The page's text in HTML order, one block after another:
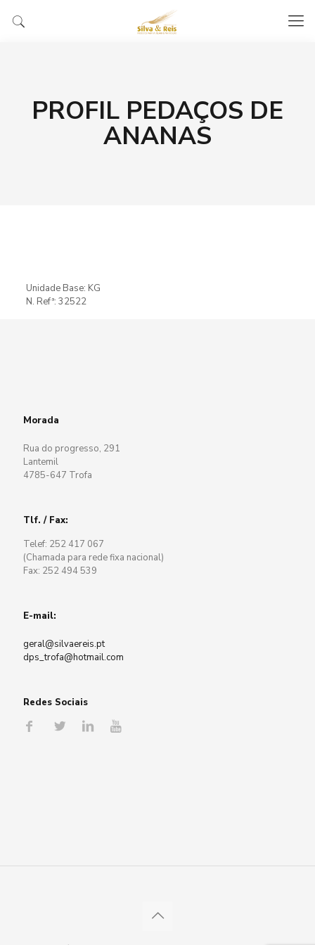
PROFIL PEDAÇOS DE
ANANAS
Unidade Base: KG
N. Refª: 32522
Morada
Rua do progresso, 291
Lantemil
4785-647 Trofa
Tlf. / Fax:
Telef: 252 417 067
(Chamada para rede fixa nacional)
Fax: 252 494 539
E-mail:
geral@silvaereis.pt
dps_trofa@hotmail.com
Redes Sociais